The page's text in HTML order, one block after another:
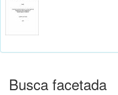
Busca facetada